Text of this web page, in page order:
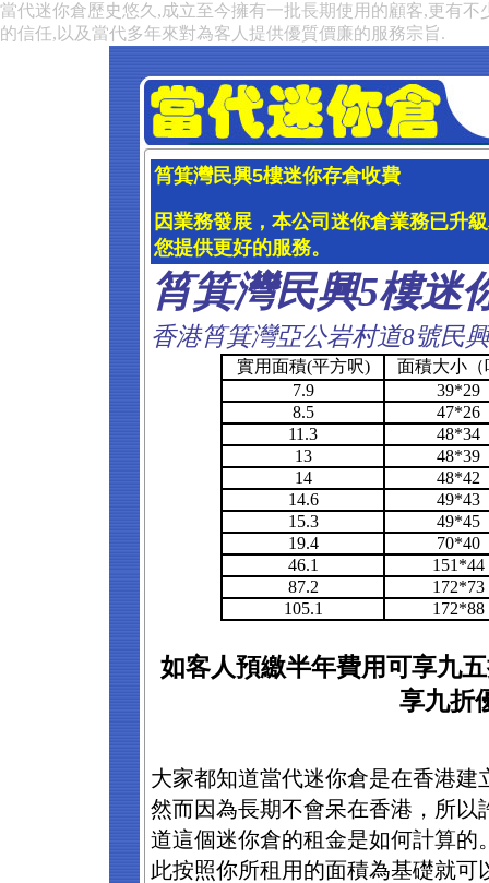
當代迷你倉歷史悠久,成立至今擁有一批長期使用的顧客,更有
的信任,以及當代多年來對為客人提供優質價廉的服務宗旨.
筲箕灣民興5樓迷你存倉收費
因業務發展，本公司迷你倉業務已升
您提供更好的服務。
筲箕灣民興5樓迷
香港筲箕灣亞公岩村道8號民
實用面積(平方呎)
面積大小（
7.9
39*29
8.5
47*26
11.3
48*34
13
48*39
14
48*42
14.6
49*43
15.3
49*45
19.4
70*40
46.1
151*44
87.2
172*73
105.1
172*88
如客人預繳半年費用可享九
享九折
大家都知道當代迷你倉是在香港
然而因為長期不會呆在香港，所以
道這個迷你倉的租金是如何計算的
此按照你所租用的面積為基礎就